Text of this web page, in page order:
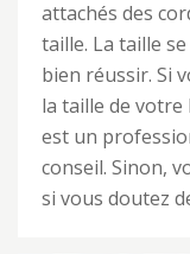
attachés des
taille. La taille
bien réussir. Si
la taille de votre
est un
conseil. Sinon,
si vous doutez